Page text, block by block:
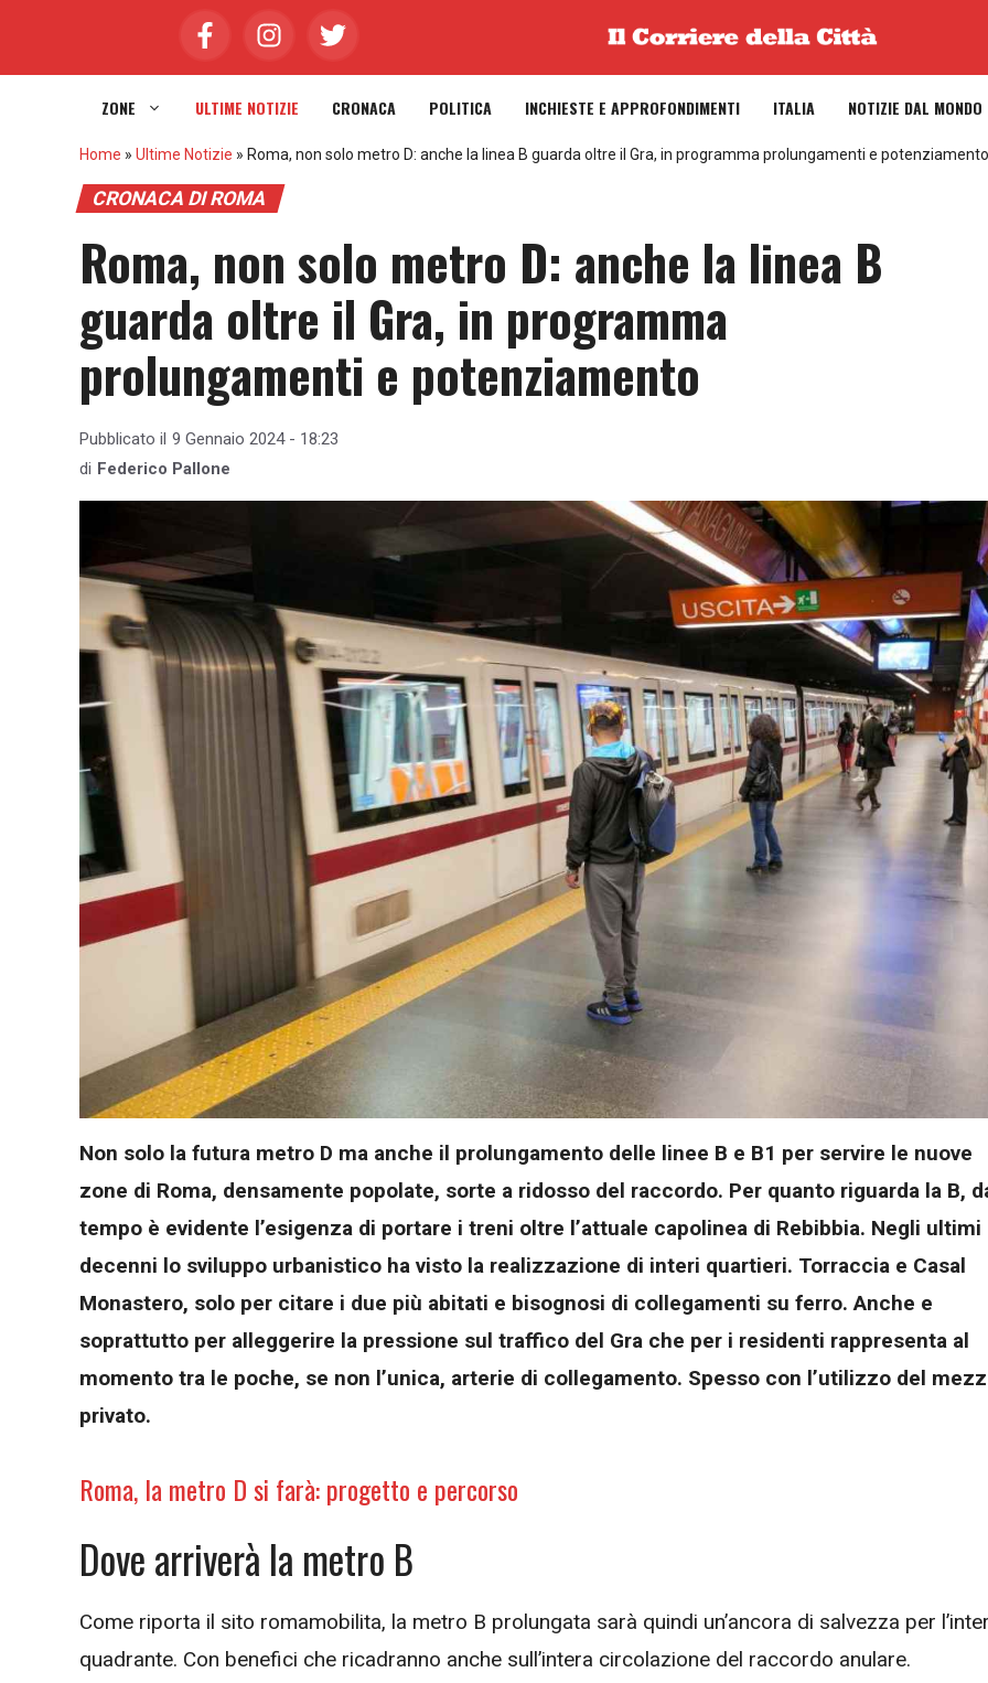
ZONE ULTIME NOTIZIE CRONACA POLITICA INCHIESTE E APPROFONDIMENTI ITALIA NOTIZIE DAL MONDO
Home » Ultime Notizie » Roma, non solo metro D: anche la linea B guarda oltre il Gra, in programma prolungamenti e potenziamento
CRONACA DI ROMA
Roma, non solo metro D: anche la linea B
guarda oltre il Gra, in programma
prolungamenti e potenziamento
Pubblicato il 9 Gennaio 2024 - 18:23
di Federico Pallone
Non solo la futura metro D ma anche il prolungamento delle linee B e B1 per servire le nuove
zone di Roma, densamente popolate, sorte a ridosso del raccordo. Per quanto riguarda la B,
tempo è evidente l’esigenza di portare i treni oltre l’attuale capolinea di Rebibbia. Negli ultimi
decenni lo sviluppo urbanistico ha visto la realizzazione di interi quartieri. Torraccia e Casal
Monastero, solo per citare i due più abitati e bisognosi di collegamenti su ferro. Anche e
soprattutto per alleggerire la pressione sul traffico del Gra che per i residenti rappresenta al
momento tra le poche, se non l’unica, arterie di collegamento. Spesso con l’utilizzo del
privato.
Roma, la metro D si farà: progetto e percorso
Dove arriverà la metro B
Come riporta il sito romamobilita, la metro B prolungata sarà quindi un’ancora di salvezza per
quadrante. Con benefici che ricadranno anche sull’intera circolazione del raccordo anulare.